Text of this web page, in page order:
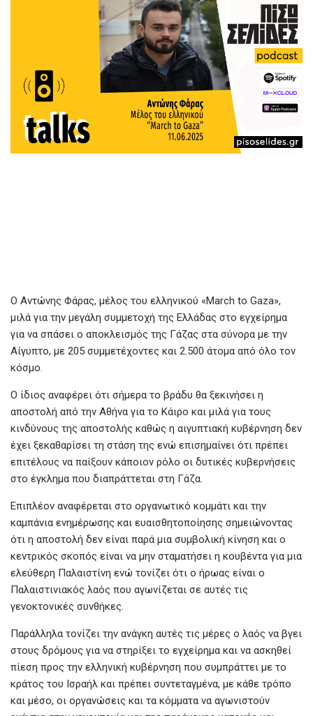
Ο Αντώνης Φάρας, μέλος του ελληνικού «March to Gaza»,
μιλά για την μεγάλη συμμετοχή της Ελλάδας στο εγχείρημα
για να σπάσει ο αποκλεισμός της Γάζας στα σύνορα με την
Αίγυπτο, με 205 συμμετέχοντες και 2.500 άτομα από όλο τον
κόσμο.
Ο ίδιος αναφέρει ότι σήμερα το βράδυ θα ξεκινήσει η
αποστολή από την Αθήνα για το Κάιρο και μιλά για τους
κινδύνους της αποστολής καθώς η αιγυπτιακή κυβέρνηση δεν
έχει ξεκαθαρίσει τη στάση της ενώ επισημαίνει ότι πρέπει
επιτέλους να παίξουν κάποιον ρόλο οι δυτικές κυβερνήσεις
στο έγκλημα που διαπράττεται στη Γάζα.
Επιπλέον αναφέρεται στο οργανωτικό κομμάτι και την
καμπάνια ενημέρωσης και ευαισθητοποίησης σημειώνοντας
ότι η αποστολή δεν είναι παρά μια συμβολική κίνηση και ο
κεντρικός σκοπός είναι να μην σταματήσει η κουβέντα για μια
ελεύθερη Παλαιστίνη ενώ τονίζει ότι ο ήρωας είναι ο
Παλαιστινιακός λαός που αγωνίζεται σε αυτές τις
γενοκτονικές συνθήκες.
Παράλληλα τονίζει την ανάγκη αυτές τις μέρες ο λαός να βγει
στους δρόμους για να στηρίξει το εγχείρημα και να ασκηθεί
πίεση προς την ελληνική κυβέρνηση που συμπράττει με το
κράτος του Ισραήλ και πρέπει συντεταγμένα, με κάθε τρόπο
και μέσο, οι οργανώσεις και τα κόμματα να αγωνιστούν